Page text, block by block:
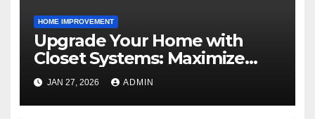
HOME IMPROVEMENT
Upgrade Your Home with
Closet Systems: Maximize
Storage and Style
JAN 27, 2026 ADMIN